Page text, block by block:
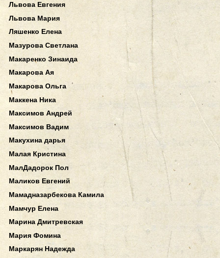
Львова Евгения
Львова Мария
Ляшенко Елена
Мазурова Светлана
Макаренко Зинаида
Макарова Ая
Макарова Ольга
Маккена Ника
Максимов Андрей
Максимов Вадим
Макухина дарья
Малая Кристина
МалДадорок Пол
Маликов Евгений
Мамадназарбекова Камила
Мамчур Елена
Марина Дмитревская
Мария Фомина
Маркарян Надежда